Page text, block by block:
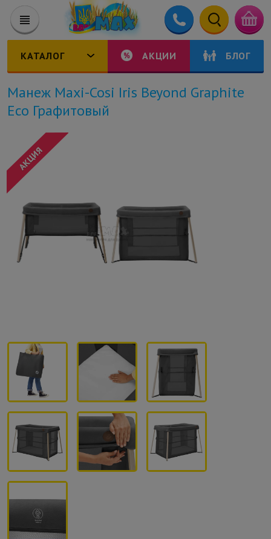
КАТАЛОГ АКЦИИ БЛОГ
Манеж Maxi-Cosi Iris Beyond Graphite
Eco Графитовый